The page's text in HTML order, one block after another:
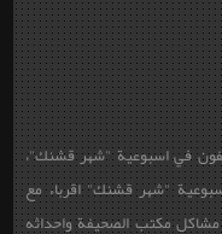
في اسبوعية "شهر قشنك"،
"شهر قشنك" اقرباء مع
مكتب الصحيفة واحداثه